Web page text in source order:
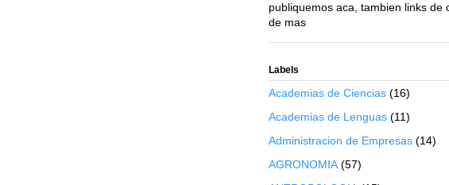
publiquemos aca, tambien links de
de mas
Labels
Academias de Ciencias (16)
Academias de Lenguas (11)
Administracion de Empresas (14)
AGRONOMIA (57)